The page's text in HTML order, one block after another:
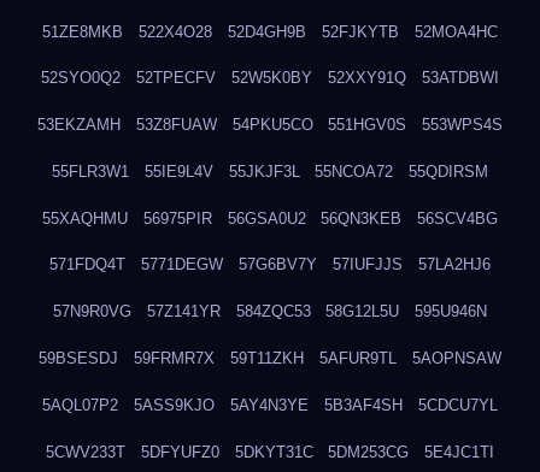
51ZE8MKB 522X4O28 52D4GH9B 52FJKYTB 52MOA4HC
52SYO0Q2 52TPECFV 52W5K0BY 52XXY91Q 53ATDBWI
53EKZAMH 53Z8FUAW 54PKU5CO 551HGV0S 553WPS4S
55FLR3W1 55IE9L4V 55JKJF3L 55NCOA72 55QDIRSM
55XAQHMU 56975PIR 56GSA0U2 56QN3KEB 56SCV4BG
571FDQ4T 5771DEGW 57G6BV7Y 57IUFJJS 57LA2HJ6
57N9R0VG 57Z141YR 584ZQC53 58G12L5U 595U946N
59BSESDJ 59FRMR7X 59T11ZKH 5AFUR9TL 5AOPNSAW
5AQL07P2 5ASS9KJO 5AY4N3YE 5B3AF4SH 5CDCU7YL
5CWV233T 5DFYUFZ0 5DKYT31C 5DM253CG 5E4JC1TI